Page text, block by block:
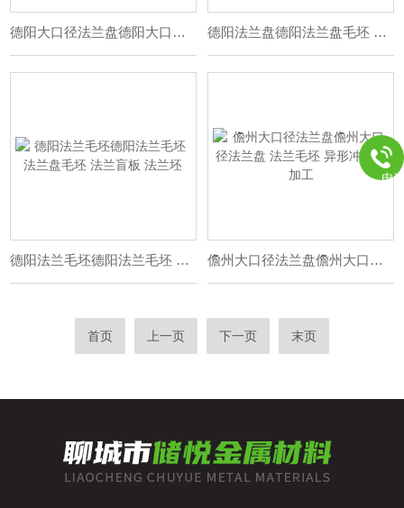
德阳大口径法兰盘德阳大口径法兰盘毛坯 法兰毛坯 法兰盲板 德阳法兰盘德阳法兰盘毛坯 法兰毛坯 法兰盲板 冲压件
德阳法兰毛坯德阳法兰毛坯 法兰盘毛坯 法兰盲板 法兰坯 儋州大口径法兰盘儋州大口径法兰盘 法兰毛坯 异形冲压件加工
首页 上一页 下一页 末页
电